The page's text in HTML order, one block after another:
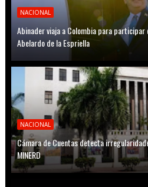
NACIONAL
Abinader viaja a Colombia para participar
Abelardo de la Espriella
NACIONAL
Cámara de Cuentas detecta
MINERD